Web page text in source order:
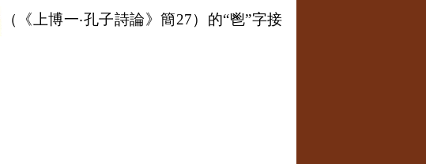
（《上博一‧孔子詩論》簡27）的“鬯”字接